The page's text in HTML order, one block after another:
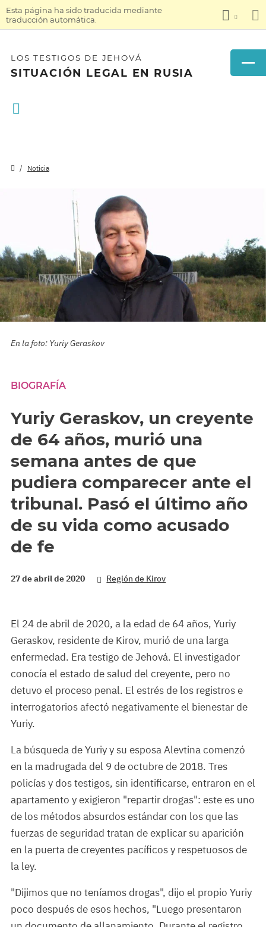
Esta página ha sido traducida mediante
traducción automática.
LOS TESTIGOS DE JEHOVÁ
SITUACIÓN LEGAL EN RUSIA
Noticia
En la foto: Yuriy Geraskov
BIOGRAFÍA
Yuriy Geraskov, un creyente
de 64 años, murió una
semana antes de que
pudiera comparecer ante el
tribunal. Pasó el último año
de su vida como acusado
de fe
27 de abril de 2020 Región de Kirov
El 24 de abril de 2020, a la edad de 64 años, Yuriy
Geraskov, residente de Kirov, murió de una larga
enfermedad. Era testigo de Jehová. El investigador
conocía el estado de salud del creyente, pero no
detuvo el proceso penal. El estrés de los registros e
interrogatorios afectó negativamente el bienestar de
Yuriy.
La búsqueda de Yuriy y su esposa Alevtina comenzó
en la madrugada del 9 de octubre de 2018. Tres
policías y dos testigos, sin identificarse, entraron en el
apartamento y exigieron "repartir drogas": este es uno
de los métodos absurdos estándar con los que las
fuerzas de seguridad tratan de explicar su aparición
en la puerta de creyentes pacíficos y respetuosos de
la ley.
"Dijimos que no teníamos drogas", dijo el propio Yuriy
poco después de esos hechos, "Luego presentaron